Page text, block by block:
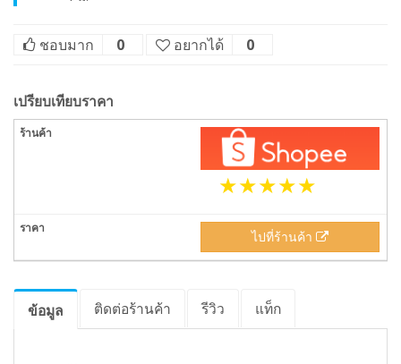
ชอบมาก 0 อยากได้ 0
เปรียบเทียบราคา
ไปที่ร้านค้า
ข้อมูล ติดต่อร้านค้า รีวิว แท็ก